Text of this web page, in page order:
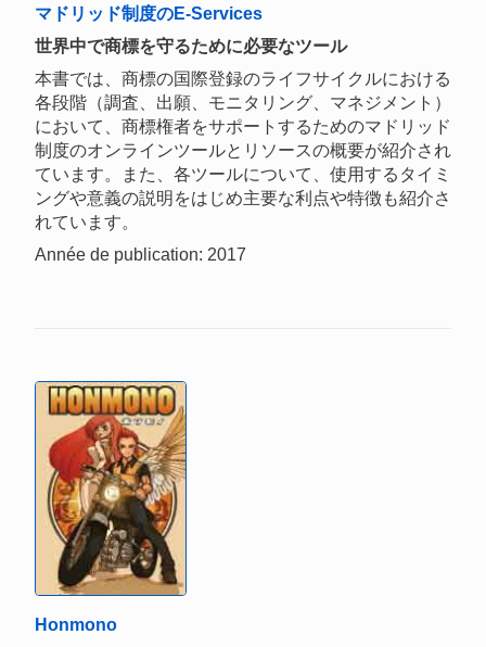
マドリッド制度のE-Services
世界中で商標を守るために必要なツール
本書では、商標の国際登録のライフサイクルにおける
各段階（調査、出願、モニタリング、マネジメント）
において、商標権者をサポートするためのマドリッド
制度のオンラインツールとリソースの概要が紹介され
ています。また、各ツールについて、使用するタイミ
ングや意義の説明をはじめ主要な利点や特徴も紹介さ
れています。
Année de publication: 2017
Honmono